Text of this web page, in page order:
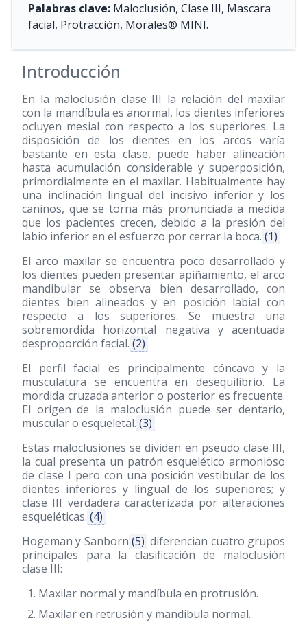
Palabras clave: Maloclusión, Clase III, Mascara
facial, Protracción, Morales® MINI.
Introducción
En la maloclusión clase III la relación del maxilar
con la mandíbula es anormal, los dientes inferiores
ocluyen mesial con respecto a los superiores. La
disposición de los dientes en los arcos varía
bastante en esta clase, puede haber alineación
hasta acumulación considerable y superposición,
primordialmente en el maxilar. Habitualmente hay
una inclinación lingual del incisivo inferior y los
caninos, que se torna más pronunciada a medida
que los pacientes crecen, debido a la presión del
labio inferior en el esfuerzo por cerrar la boca. (1)
El arco maxilar se encuentra poco desarrollado y
los dientes pueden presentar apiñamiento, el arco
mandibular se observa bien desarrollado, con
dientes bien alineados y en posición labial con
respecto a los superiores. Se muestra una
sobremordida horizontal negativa y acentuada
desproporción facial. (2)
El perfil facial es principalmente cóncavo y la
musculatura se encuentra en desequilibrio. La
mordida cruzada anterior o posterior es frecuente.
El origen de la maloclusión puede ser dentario,
muscular o esqueletal. (3)
Estas maloclusiones se dividen en pseudo clase III,
la cual presenta un patrón esquelético armonioso
de clase I pero con una posición vestibular de los
dientes inferiores y lingual de los superiores; y
clase III verdadera caracterizada por alteraciones
esqueléticas. (4)
Hogeman y Sanborn (5) diferencian cuatro grupos
principales para la clasificación de maloclusión
clase III:
Maxilar normal y mandíbula en protrusión.
Maxilar en retrusión y mandíbula normal.